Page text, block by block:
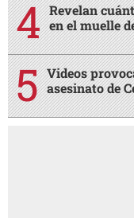
Revelan
en el muelle
Videos
asesinato de